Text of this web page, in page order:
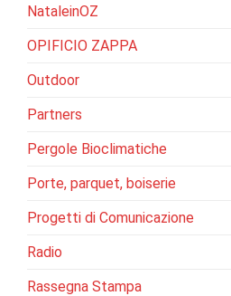
NataleinOZ
OPIFICIO ZAPPA
Outdoor
Partners
Pergole Bioclimatiche
Porte, parquet, boiserie
Progetti di Comunicazione
Radio
Rassegna Stampa